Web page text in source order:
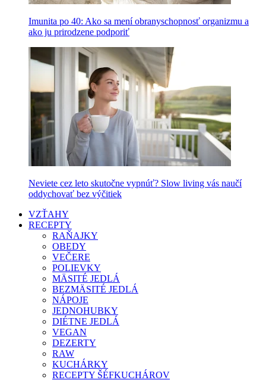
Imunita po 40: Ako sa mení obranyschopnosť organizmu a
ako ju prirodzene podporiť
Neviete cez leto skutočne vypnúť? Slow living vás naučí
oddychovať bez výčitiek
VZŤAHY
RECEPTY
RAŇAJKY
OBEDY
VEČERE
POLIEVKY
MÄSITÉ JEDLÁ
BEZMÄSITÉ JEDLÁ
NÁPOJE
JEDNOHUBKY
DIÉTNE JEDLÁ
VEGAN
DEZERTY
RAW
KUCHÁRKY
RECEPTY ŠÉFKUCHÁROV